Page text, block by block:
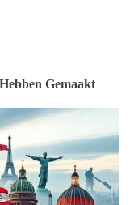
Gemaakt